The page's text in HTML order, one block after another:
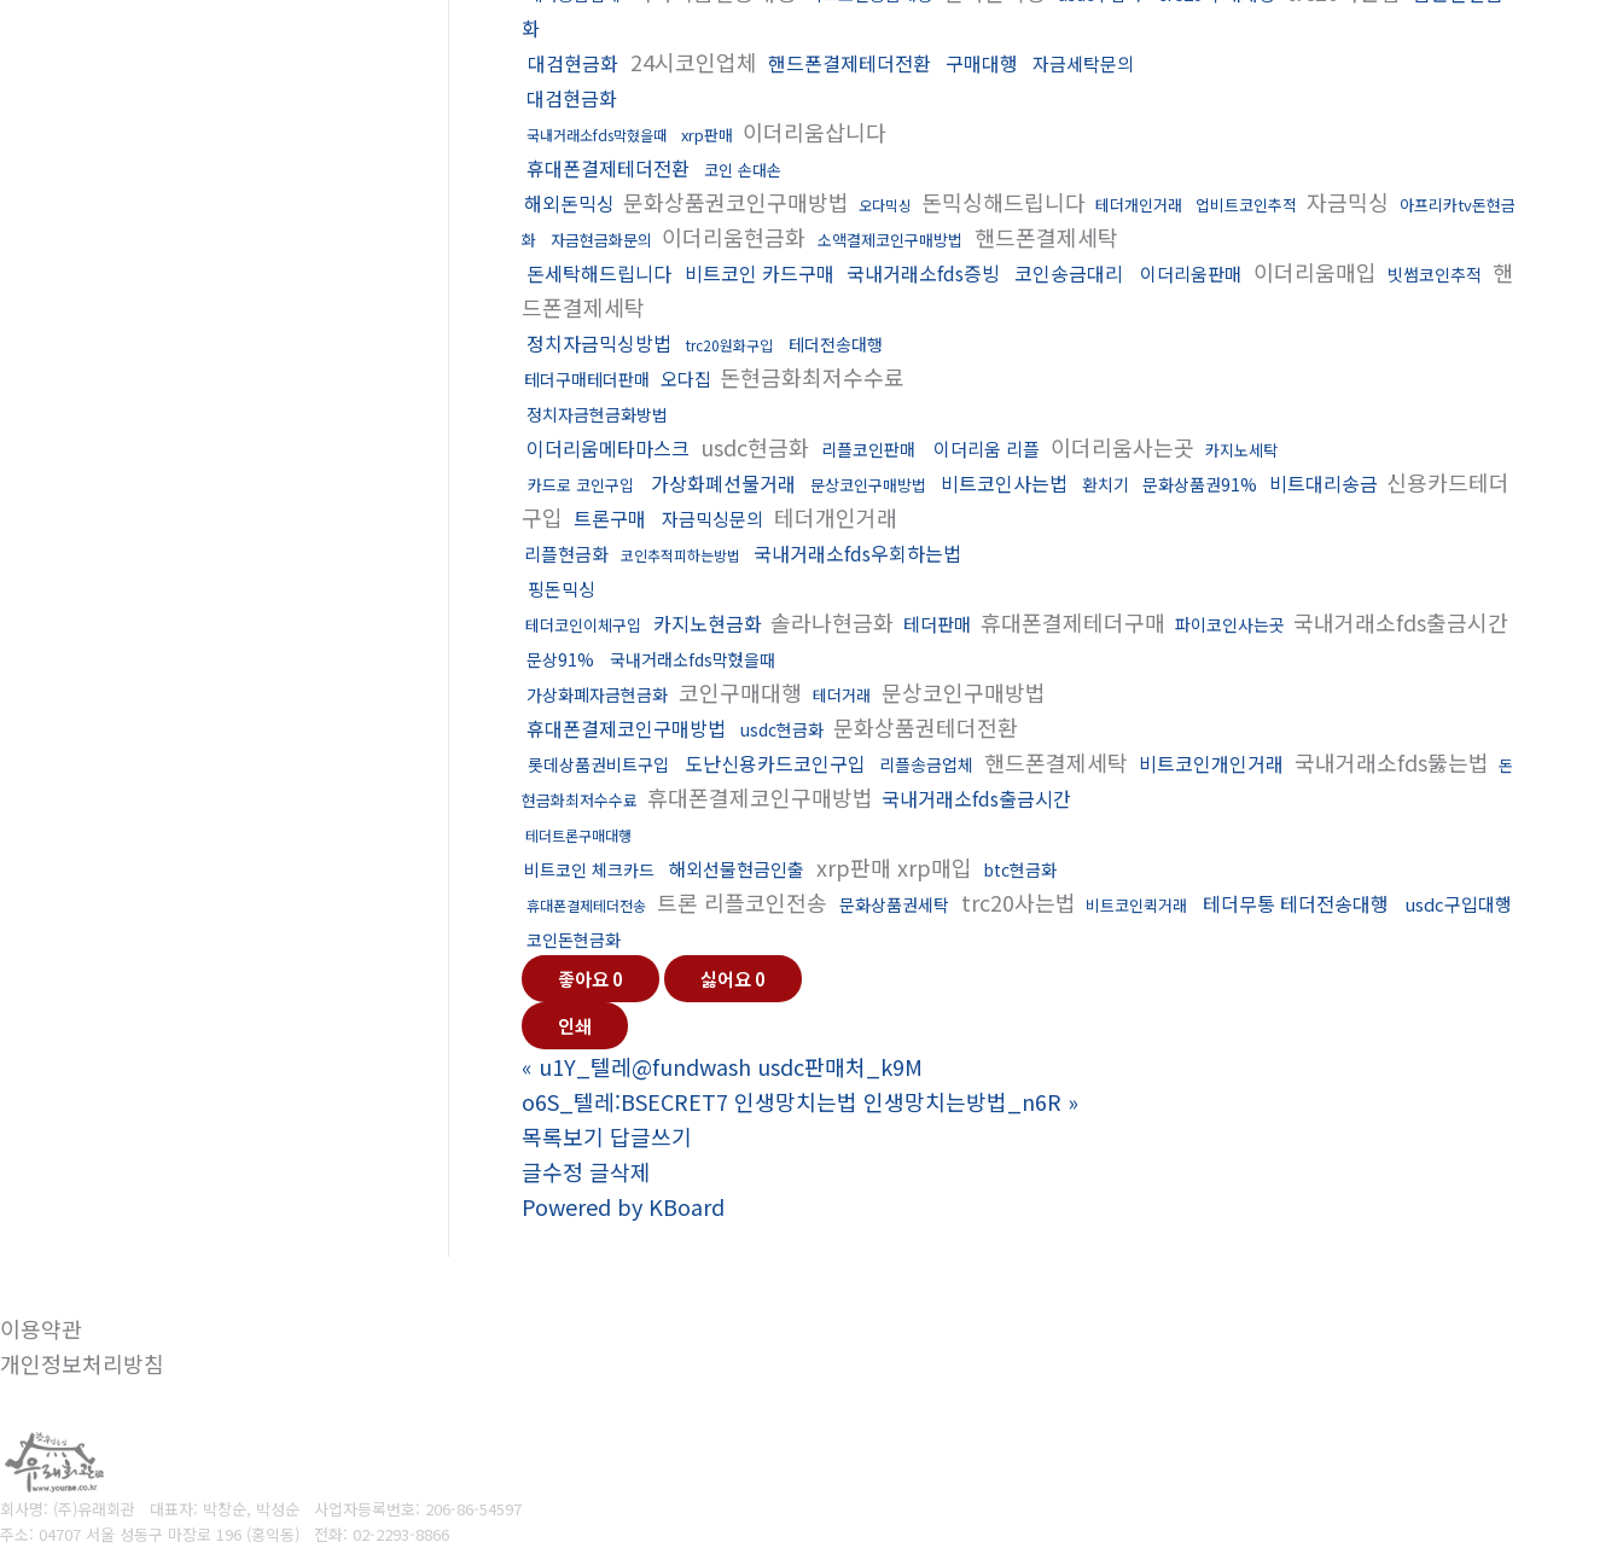
화
대검현금화 24시코인업체 핸드폰결제테더전환 구매대행 자금세탁문의
대검현금화
국내거래소fds막혔을때 xrp판매 이더리움삽니다
휴대폰결제테더전환 코인 손대손
해외돈믹싱 문화상품권코인구매방법 오다믹싱 돈믹싱해드립니다 테더개인거래 업비트코인추적 자금믹싱
아프리카tv돈현금
화
자금현금화문의 이더리움현금화 소액결제코인구매방법 핸드폰결제세탁
돈세탁해드립니다 비트코인 카드구매 국내거래소fds증빙 코인송금대리 이더리움판매 이더리움매입 빗썸코인추적 핸
드폰결제세탁
정치자금믹싱방법 trc20원화구입
테더전송대행
테더구매테더판매 오다집 돈현금화최저수수료
정치자금현금화방법
이더리움메타마스크 usdc현금화 리플코인판매 이더리움 리플 이더리움사는곳 카지노세탁
카드로 코인구입
가상화폐선물거래 문상코인구매방법 비트코인사는법 환치기 문화상품권91% 비트대리송금 신용카드테더
구입 트론구매 자금믹싱문의 테더개인거래
리플현금화 코인추적피하는방법 국내거래소fds우회하는법
핑돈믹싱
테더코인이체구입 카지노현금화 솔라나현금화 테더판매 휴대폰결제테더구매 파이코인사는곳 국내거래소fds출금시간
문상91%
국내거래소fds막혔을때
가상화폐자금현금화 코인구매대행 테더거래 문상코인구매방법
휴대폰결제코인구매방법 usdc현금화 문화상품권테더전환
롯데상품권비트구입 도난신용카드코인구입 리플송금업체 핸드폰결제세탁 비트코인개인거래 국내거래소fds뚫는법 돈
현금화최저수수료 휴대폰결제코인구매방법 국내거래소fds출금시간
테더트론구매대행
비트코인 체크카드 해외선물현금인출 xrp판매 xrp매입 btc현금화
휴대폰결제테더전송 트론 리플코인전송 문화상품권세탁 trc20사는법 비트코인퀵거래 테더무통 테더전송대행 usdc구입대행
코인돈현금화
좋아요0 싫어요0
인쇄
« u1Y_텔레@fundwash usdc판매처_k9M
o6S_텔레:BSECRET7 인생망치는법 인생망치는방법_n6R »
목록보기 답글쓰기
글수정 글삭제
Powered by KBoard
이용약관
개인정보처리방침
회사명: (주)유래회관 대표자: 박창순, 박성순 사업자등록번호: 206-86-54597
주소: 04707 서울 성동구 마장로 196 (홍익동) 전화: 02-2293-8866